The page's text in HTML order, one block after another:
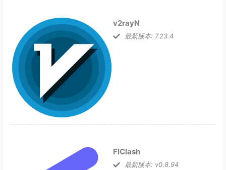
v2rayN
最新版本: 7.23.4
FlClash
最新版本: v0.8.94